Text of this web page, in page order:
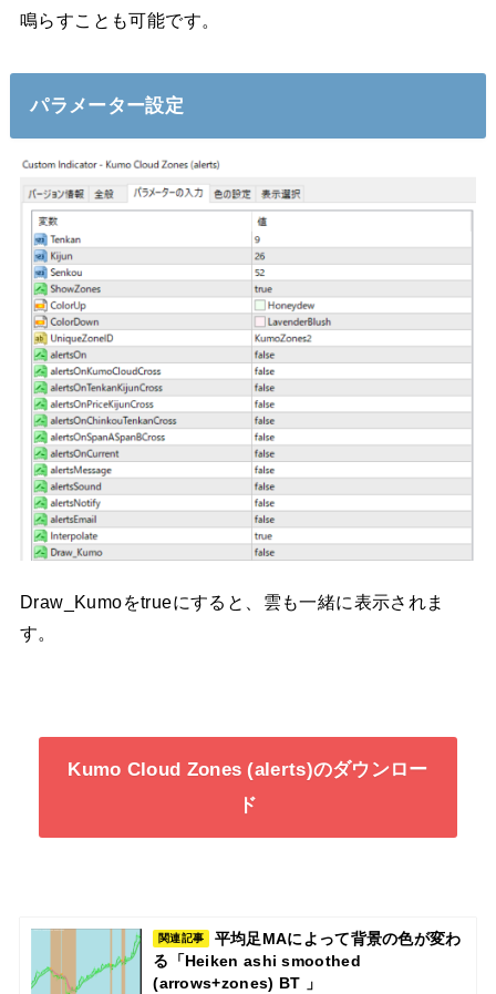
鳴らすことも可能です。
パラメーター設定
Draw_Kumoをtrueにすると、雲も一緒に表示されま
す。
Kumo Cloud Zones (alerts)のダウンロー
ド
関連記事
平均足MAによって背景の色が変わ
る「Heiken ashi smoothed
(arrows+zones) BT 」